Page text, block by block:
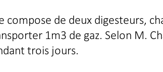
compose de deux digesteurs,
1m3 de gaz. Selon M.
trois jours.